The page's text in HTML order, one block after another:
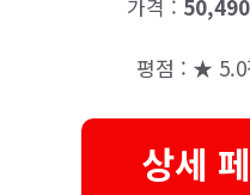
가격 :
평점 : ★ 5.0
상세